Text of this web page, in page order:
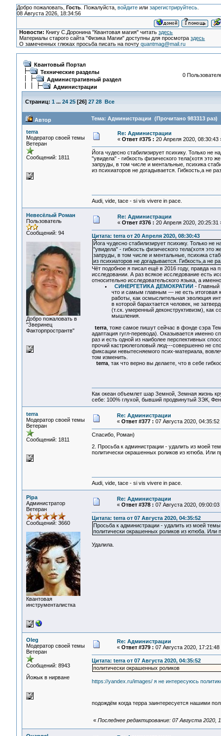
Добро пожаловать, Гость. Пожалуйста, войдитеили зарегистрируйтесь.
08 Августа 2026, 18:34:56
Новости: Книгу С.Доронина "Квантовая магия" читатьздесь
Материалы старого сайта "Физика Магии" доступны для просмотраздесь
О замеченных глюках просьба писать на почтуquantmag@mail.ru
Квантовый Портал
Технические разделы
Административный раздел
Администрации
0
Страниц: 1 ... 24 25[26] 27 28 Все
Автор Тема: Администрации (Прочитано 983313 раз)
terra
Модератор своей темы
Ветеран
Сообщений: 1811
Re: Администрации
« Ответ #375 : 20 Апреля 2020, 08:30:43
Йога чудесно стабилизирует психику. Только не
"увидела" - гибкость физического тела(хотя это
запруды, в том числе и ментальные, психика
из психиаторов не догадывается. Гибкость,а не
Audi, vide, tace - si vis vivere in pace.
Невесёлый Роман
Пользователь
Сообщений: 94
Добро пожаловать в
"Зверинец
Факторпространтв"
Re: Администрации
« Ответ #376 : 20 Апреля 2020, 20:25:31
Цитата: terra от 20 Апреля 2020, 08:30:43
Йога чудесно стабилизирует психику. Только не
"увидела" - гибкость физического тела(хотя это
запруды, в том числе и ментальные, психика
из психиаторов не догадывается. Гибкость,а не
Чёт подобное я писал ещё в 2016 году, правда
исследовании. А раз всякое исследование есть
относительно исследовательского языка, а
СИНЕРГЕТИКА ДЕМОКРАТИИ - Главный
что и самым главным — не есть итоговая
работы, как осмыслительная эволюция
в которой барахтается человек, не
(т.ск. умеренный деконструктивизм), как
мышления.
terra, тоже самое пишут сейчас в фонде сэра
адаптация гугл-перевода). Оказывается именно
раз и есть одной из наиболее перспективных
прочий кастрюлеголовый люд---совершенно не
фиксации невытесняемого псих-материала,
том изменить.
terra, так что верно вы делаете, что в себе
Как океан объемлет шар Земной, Земная жизнь
себе: 100% глухой, бывший продвинутый ЗЭК,
terra
Модератор своей темы
Ветеран
Сообщений: 1811
Re: Администрации
« Ответ #377 : 07 Августа 2020, 04:35:52
Спасибо, Роман)
2. Просьба к администрации - удалить из моей
политически окрашенных роликов из ютюба. Или
Audi, vide, tace - si vis vivere in pace.
Pipa
Администратор
Ветеран
Сообщений: 3660
Квантовая
инструменталистка
Re: Администрации
« Ответ #378 : 07 Августа 2020, 09:00:03
Цитата: terra от 07 Августа 2020, 04:35:52
Просьба к администрации - удалить из моей
политически окрашенных роликов из ютюба.
Удалила.
Oleg
Модератор своей темы
Ветеран
Сообщений: 8943
Йожык в нирване
Re: Администрации
« Ответ #379 : 07 Августа 2020, 17:21:48
Цитата: terra от 07 Августа 2020, 04:35:52
политически окрашенных роликов
https://yandex.ru/images/ я не интересуюсь
подождём когда терра заинтересуется нашими
« Последнее редактирование: 07 Августа 2020,